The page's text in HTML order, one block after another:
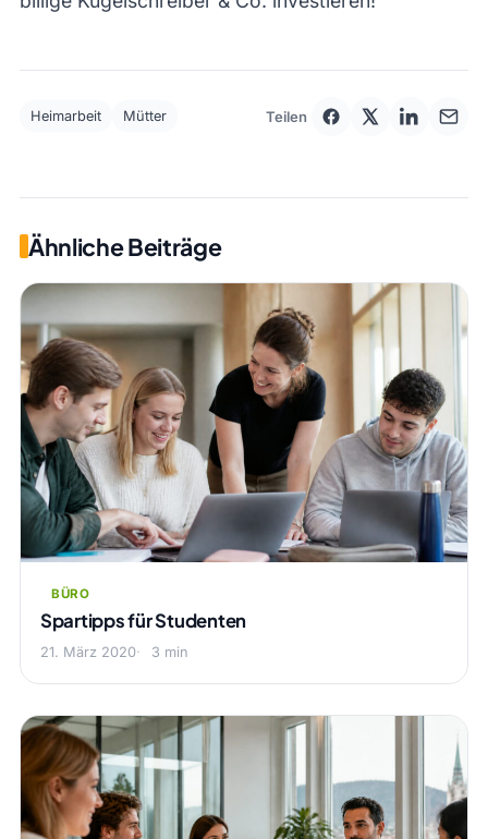
Heimarbeit Mütter Teilen
Ähnliche Beiträge
BÜRO
Spartipps für Studenten
21. März 2020 3 min